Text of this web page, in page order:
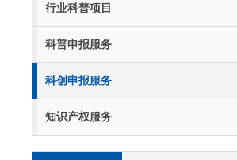
行业科普项目
科普申报服务
科创申报服务
知识产权服务